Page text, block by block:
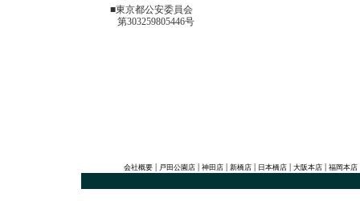
■東京都公安委員会
第303259805446号
会社概要 戸田公園店 神田店 新橋店 日本橋店 大阪本店 福岡本店